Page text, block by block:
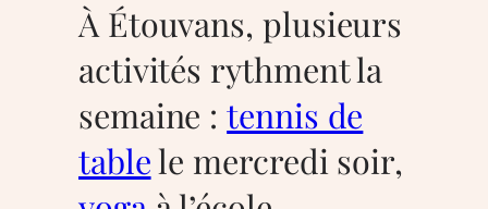
À Étouvans, plusieurs
activités rythment la
semaine :tennis de
tablele mercredi soir,